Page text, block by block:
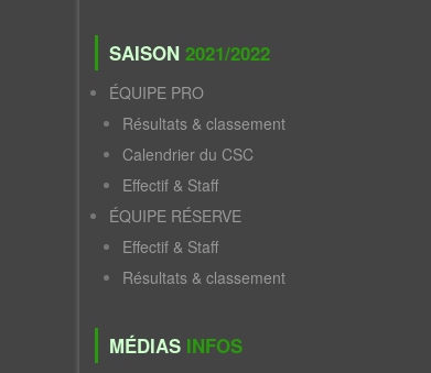
SAISON 2021/2022
ÉQUIPE PRO
Résultats & classement
Calendrier du CSC
Effectif & Staff
ÉQUIPE RÉSERVE
Effectif & Staff
Résultats & classement
MÉDIAS INFOS